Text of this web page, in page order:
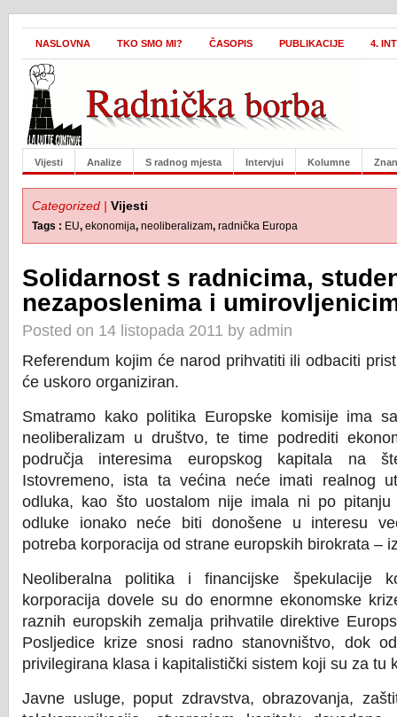
NASLOVNA TKO SMO MI? ČASOPIS PUBLIKACIJE 4.
Vijesti Analize S radnog mjesta Intervjui Kolumne
Categorized | Vijesti
Tags : EU, ekonomija, neoliberalizam, radnička Europa
Solidarnost s radnicima,
nezaposlenima i
Posted on 14 listopada 2011 by admin
Referendum kojim će narod prihvatiti ili odbaciti
će uskoro organiziran.
Smatramo kako politika Europske komisije ima
neoliberalizam u društvo, te time podrediti
područja interesima europskog kapitala na
Istovremeno, ista ta većina neće imati realnog
odluka, kao što uostalom nije imala ni po pitanju
odluke ionako neće biti donošene u interesu
potreba korporacija od strane europskih birokrata –
Neoliberalna politika i financijske špekulacije
korporacija dovele su do enormne ekonomske
raznih europskih zemalja prihvatile direktive
Posljedice krize snosi radno stanovništvo, dok
privilegirana klasa i kapitalistički sistem koji su za tu
Javne usluge, poput zdravstva, obrazovanja,